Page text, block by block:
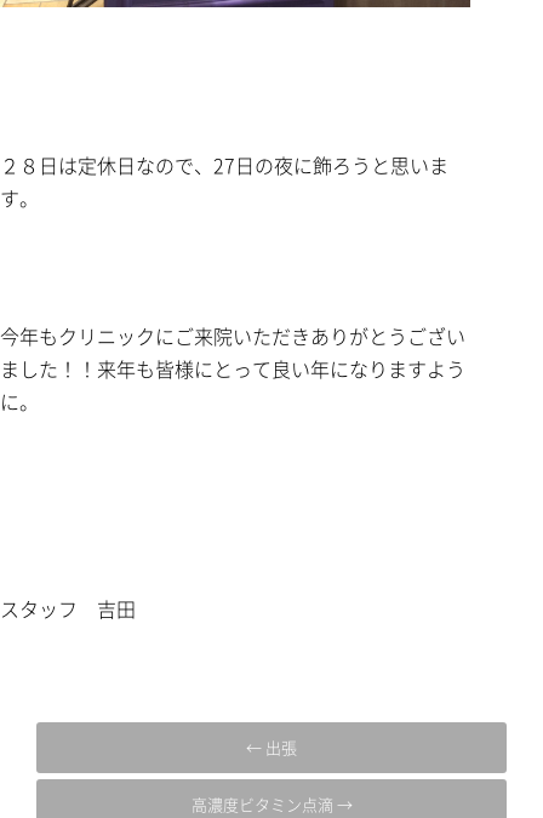
２８日は定休日なので、27日の夜に飾ろうと思いま
す。
今年もクリニックにご来院いただきありがとうござい
ました！！来年も皆様にとって良い年になりますよう
に。
スタッフ 吉田
← 出張
高濃度ビタミン点滴 →